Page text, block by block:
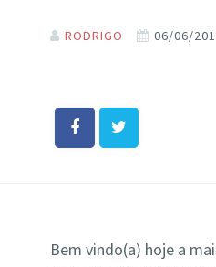
RODRIGO 06/06/
Bem vindo(a) hoje a